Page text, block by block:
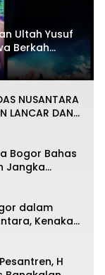
Ultah Yusuf
Berkah
NUSANTARA
LANCAR DAN
Bogor Bahas
Jangka
dalam
Kenakan
H